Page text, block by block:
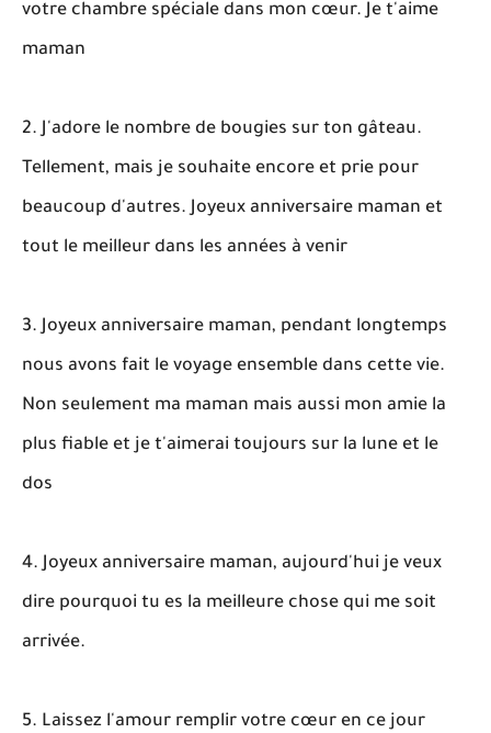
votre chambre spéciale dans mon cœur. Je t'aime
maman
2. J'adore le nombre de bougies sur ton gâteau.
Tellement, mais je souhaite encore et prie pour
beaucoup d'autres. Joyeux anniversaire maman et
tout le meilleur dans les années à venir
3. Joyeux anniversaire maman, pendant longtemps
nous avons fait le voyage ensemble dans cette vie.
Non seulement ma maman mais aussi mon amie la
plus fiable et je t'aimerai toujours sur la lune et le
dos
4. Joyeux anniversaire maman, aujourd'hui je veux
dire pourquoi tu es la meilleure chose qui me soit
arrivée.
5. Laissez l'amour remplir votre cœur en ce jour